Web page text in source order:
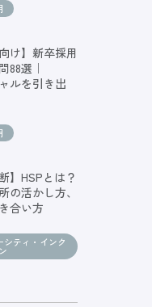
け】新卒採用
88選｜
ルを引き出
】HSPとは？
の活かし方、
合い方
シティ・インク